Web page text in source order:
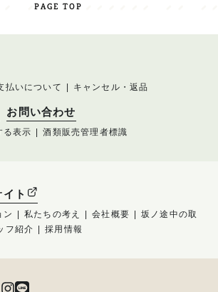
PAGE TOP
払いについて キャンセル・返品
お問い合わせ
る表示 酒類販売管理者標識
ト
ン 私たちの考え 会社概要
坂ノ途中の取
フ紹介 採用情報